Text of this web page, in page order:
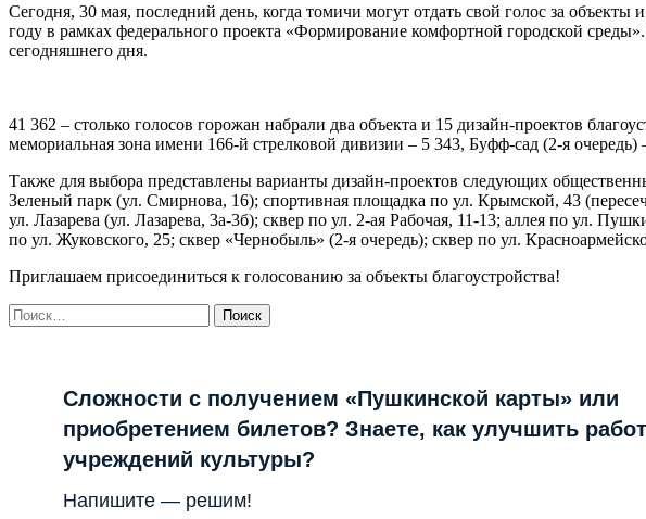
Сегодня, 30 мая, последний день, когда томичи могут отдать свой голос за
году в рамках федерального проекта «Формирование комфортной городской
сегодняшнего дня.
41 362 – столько голосов горожан набрали два объекта и 15 дизайн-проектов
мемориальная зона имени 166-й стрелковой дивизии – 5 343, Буфф-сад (2-я
Также для выбора представлены варианты дизайн-проектов следующих
Зеленый парк (ул. Смирнова, 16); спортивная площадка по ул. Крымской, 43
ул. Лазарева (ул. Лазарева, 3а-3б); сквер по ул. 2-ая Рабочая, 11-13; аллея по ул.
по ул. Жуковского, 25; сквер «Чернобыль» (2-я очередь); сквер по ул.
Приглашаем присоединиться к голосованию за объекты благоустройства!
Найти:
Сложности с получением «Пушкинской карты» или
приобретением билетов? Знаете, как улучшить
учреждений культуры?
Напишите — решим!